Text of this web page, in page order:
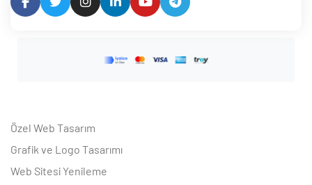
Özel Web Tasarım
Grafik ve Logo Tasarımı
Web Sitesi Yenileme